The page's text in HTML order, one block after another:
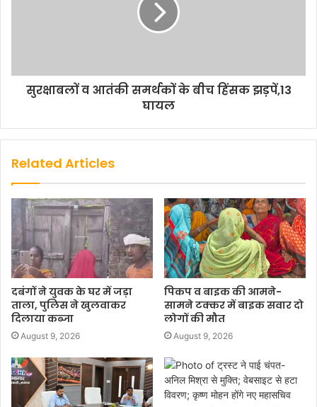
सुरक्षाबलों व आतंकी समर्थकों के बीच हिंसक झड़पें,13
घायल
Related Articles
दबंगों ने युवक के घर में जड़ा
ताला, पुलिस ने खुलवाकर
दिलाया कब्जा
August 9, 2026
पिकप व बाइक की आमने-
सामने टक्कर में बाइक सवार दो
लोगों की मौत
August 9, 2026